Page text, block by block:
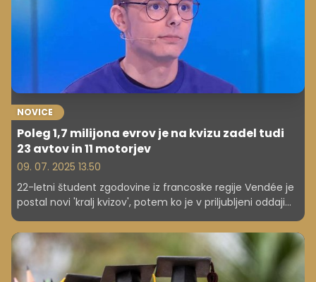
NOVICE
Poleg 1,7 milijona evrov je na kvizu zadel tudi
23 avtov in 11 motorjev
09. 07. 2025 13.50
22-letni študent zgodovine iz francoske regije Vendée je
postal novi 'kralj kvizov', potem ko je v priljubljeni oddaji
zaporednih epizodah.